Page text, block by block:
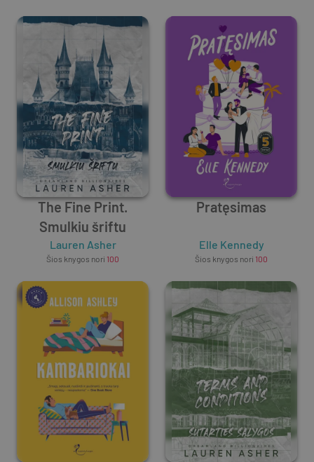
The Fine Print.
Smulkiu šriftu
Lauren Asher
Šios knygos nori 100
Pratęsimas
Elle Kennedy
Šios knygos nori 100